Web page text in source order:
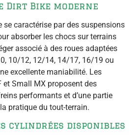
Dirt Bike moderne
se caractérise par des suspensions
absorber les chocs sur terrains
associé à des roues adaptées
10/12, 12/14, 14/17, 16/19 ou
excellente maniabilité. Les
et Small MX proposent des
performants et d’une partie
pratique du tout-terrain.
cylindrées disponibles